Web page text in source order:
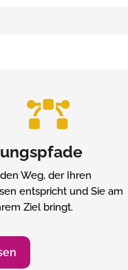

Weg, der Ihren
entspricht und Sie am
Ziel bringt.